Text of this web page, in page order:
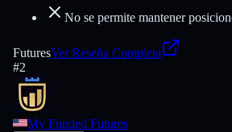
No se permite mantener
FuturesVer Reseña Completa
#2
My Funded Futures